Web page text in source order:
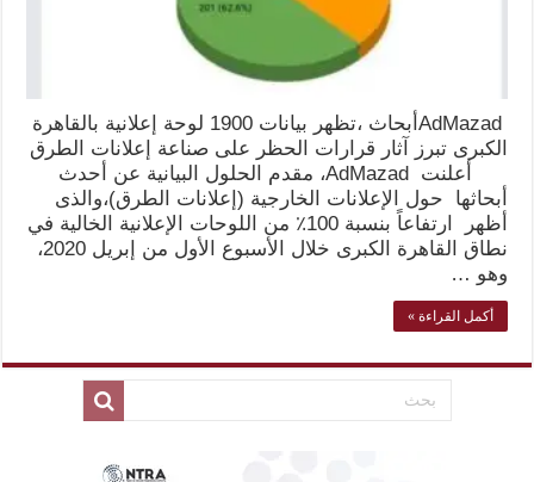
AdMazadأبحاث ،تظهر بيانات 1900 لوحة إعلانية بالقاهرة
الكبرى تبرز آثار قرارات الحظر على صناعة إعلانات الطرق
أعلنت AdMazad، مقدم الحلول البيانية عن أحدث
أبحاثها حول الإعلانات الخارجية (إعلانات الطرق)،والذى
أظهر ارتفاعاً بنسبة 100٪ من اللوحات الإعلانية الخالية في
نطاق القاهرة الكبرى خلال الأسبوع الأول من إبريل 2020،
وهو …
أكمل القراءة »